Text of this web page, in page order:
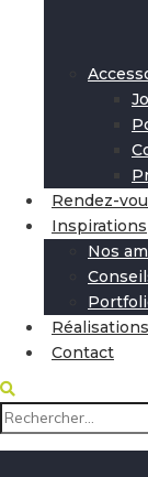
Rendez-
Inspirations
Nos
Réalisations
Contact
Rechercher :